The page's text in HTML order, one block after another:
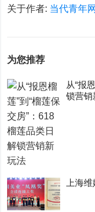
关于作者: 当代青年网
为您推荐
从“报
锁营销
上海